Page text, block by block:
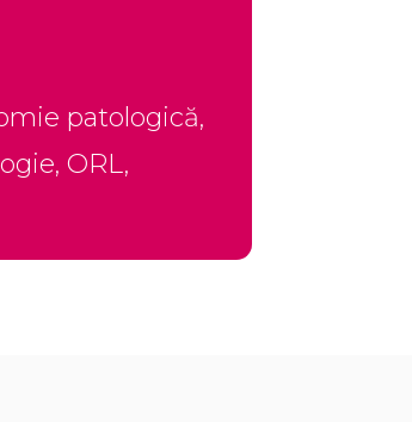
patologică,
ORL,